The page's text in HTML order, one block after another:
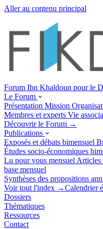
Aller au contenu principal
Forum Ibn Khaldoun pour le
Le Forum
Présentation Mission
Membres et experts Vie
Découvrir le Forum →
Publications
Exposés et débats bimensuel
Études socio-économiques
Lu pour vous mensuel Articles
base mensuel
Synthèses des propositions
Voir tout l'index →Calendrier
Dossiers
Thématiques
Ressources
Contact